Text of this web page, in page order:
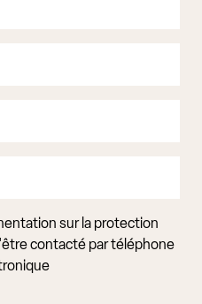
sur la protection
contacté par téléphone